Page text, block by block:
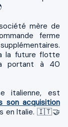
mère de
ferme
la future flotte
portant à 40
italienne, est
son acquisition
en Italie. 🇮🇹🤝